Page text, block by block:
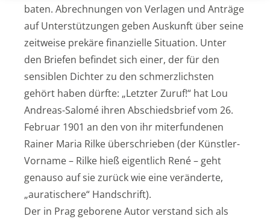
baten. Abrechnungen von Verlagen und Anträge
auf Unterstützungen geben Auskunft über seine
zeitweise prekäre finanzielle Situation. Unter
den Briefen befindet sich einer, der für den
sensiblen Dichter zu den schmerzlichsten
gehört haben dürfte: „Letzter Zuruf!“ hat Lou
Andreas-Salomé ihren Abschiedsbrief vom 26.
Februar 1901 an den von ihr miterfundenen
Rainer Maria Rilke überschrieben (der Künstler-
Vorname – Rilke hieß eigentlich René – geht
genauso auf sie zurück wie eine veränderte,
„auratischere“ Handschrift).
Der in Prag geborene Autor verstand sich als